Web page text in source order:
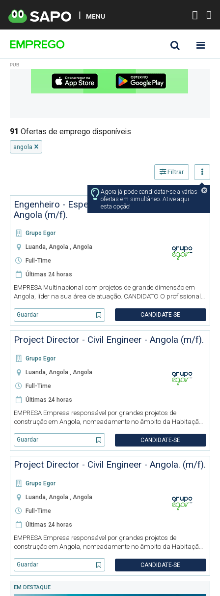
MENU
91 Ofertas de emprego disponíveis
angola
Agora já pode candidatar-se a várias
ofertas em simultâneo. Ative aqui
esta opção!
Filtrar
Engenheiro - Especialista em Hidráulica -
Angola (m/f).
Grupo Egor
Luanda, Angola , Angola
Full-Time
Últimas 24 horas
EMPRESA Multinacional com projetos de grande dimensão em
Angola, líder na sua área de atuação. CANDIDATO O profissional
técnicas robustas e sustentáveis; - Apoiar a contratação e super
Guardar CANDIDATE-SE
Project Director - Civil Engineer - Angola (m/f).
Grupo Egor
Luanda, Angola , Angola
Full-Time
Últimas 24 horas
EMPRESA Empresa responsável por grandes projetos de
construção em Angola, nomeadamente no âmbito da Habitação,
profissional a admitir será responsável por: - Gerir a execução da
construção em vá
Guardar CANDIDATE-SE
Project Director - Civil Engineer - Angola. (m/f).
Grupo Egor
Luanda, Angola , Angola
Full-Time
Últimas 24 horas
EMPRESA Empresa responsável por grandes projetos de
construção em Angola, nomeadamente no âmbito da Habitação,
profissional a admitir será responsável por: - Gerir a execução da
construção em vá
Guardar CANDIDATE-SE
EM DESTAQUE